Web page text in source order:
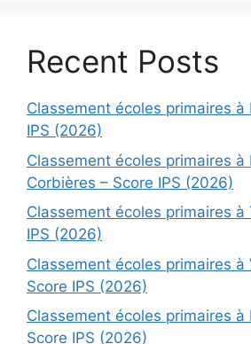
Recent Posts
Classement écoles primaires à
IPS (2026)
Classement écoles primaires à
Corbières – Score IPS (2026)
Classement écoles primaires à
IPS (2026)
Classement écoles primaires à
Score IPS (2026)
Classement écoles primaires à
Score IPS (2026)